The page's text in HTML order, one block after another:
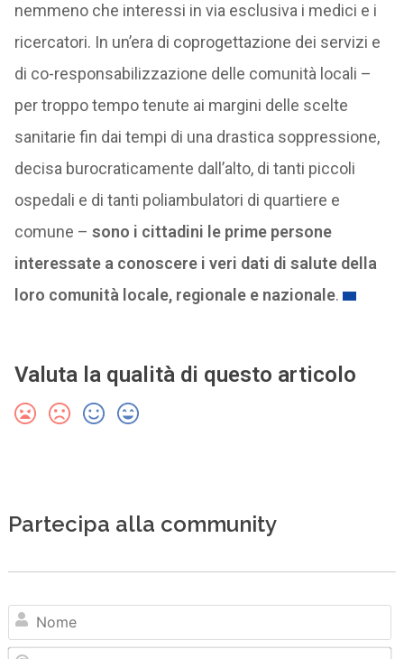
nemmeno che interessi in via esclusiva i medici e i
ricercatori. In un’era di coprogettazione dei servizi e
di co-responsabilizzazione delle comunità locali –
per troppo tempo tenute ai margini delle scelte
sanitarie fin dai tempi di una drastica soppressione,
decisa burocraticamente dall’alto, di tanti piccoli
ospedali e di tanti poliambulatori di quartiere e
comune – sono i cittadini le prime persone
interessate a conoscere i veri dati di salute della
loro comunità locale, regionale e nazionale.
Valuta la qualità di questo articolo
Partecipa alla community